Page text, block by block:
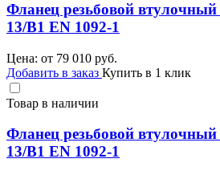
Фланец резьбовой
13/B1 EN 1092-1
Цена: от 79 010 руб.
Добавить в заказ Купить в 1 клик
Товар в наличии
Фланец резьбовой
13/B1 EN 1092-1